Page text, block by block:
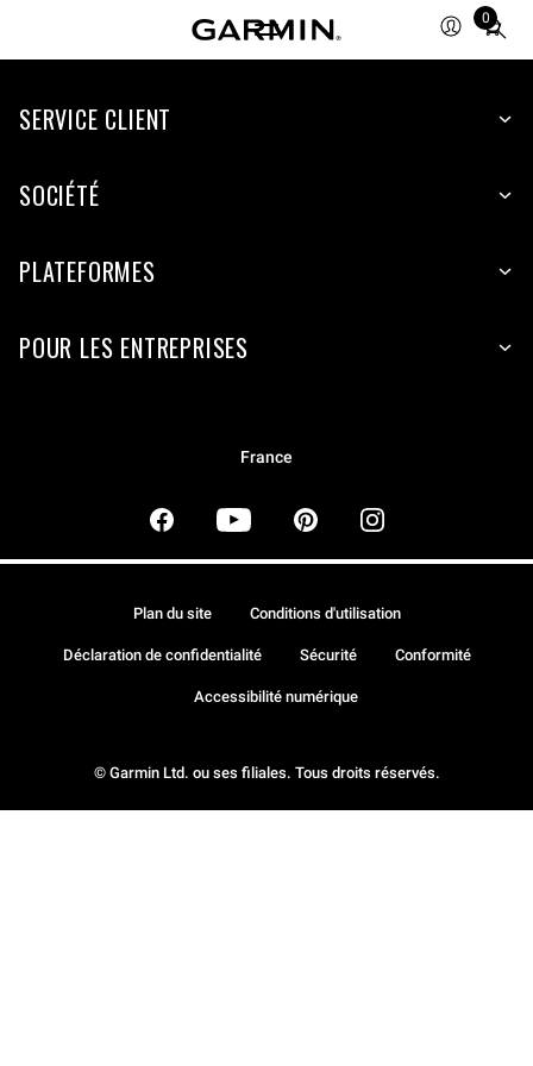
0
Total
items
cart:
SERVICE CLIENT
SOCIÉTÉ
PLATEFORMES
POUR LES ENTREPRISES
France
© Garmin Ltd. ou ses filiales. Tous droits réservés.
Plan du site Conditions d'utilisation
Déclaration de confidentialité Sécurité Conformité
Accessibilité numérique